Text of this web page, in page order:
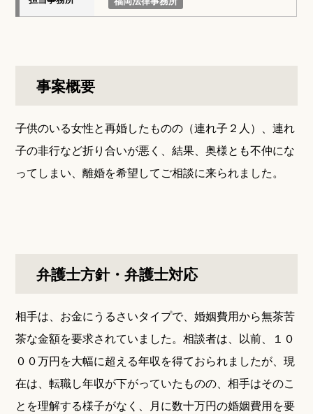
事案概要
子供のいる女性と再婚したものの（連れ子２人）、連れ
子の非行など折り合いが悪く、結果、奥様とも不仲にな
ってしまい、離婚を希望してご相談に来られました。
弁護士方針・弁護士対応
相手は、お金にうるさいタイプで、婚姻費用から無茶苦
茶な金額を要求されていました。相談者は、以前、１０
００万円を大幅に超える年収を得ておられましたが、現
在は、転職し年収が下がっていたものの、相手はそのこ
とを理解する様子がなく、月に数十万円の婚姻費用を要